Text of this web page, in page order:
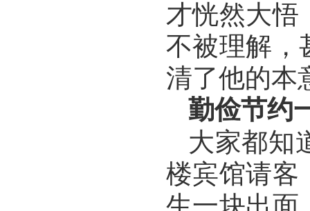
才恍然大悟
不被理解，
清了他的本
勤俭节约
大家都知
楼宾馆请客